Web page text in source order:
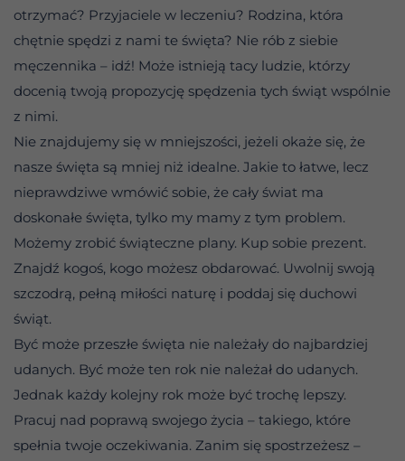
otrzymać? Przyjaciele w leczeniu? Rodzina, która
chętnie spędzi z nami te święta? Nie rób z siebie
męczennika – idź! Może istnieją tacy ludzie, którzy
docenią twoją propozycję spędzenia tych świąt wspólnie
z nimi.
Nie znajdujemy się w mniejszości, jeżeli okaże się, że
nasze święta są mniej niż idealne. Jakie to łatwe, lecz
nieprawdziwe wmówić sobie, że cały świat ma
doskonałe święta, tylko my mamy z tym problem.
Możemy zrobić świąteczne plany. Kup sobie prezent.
Znajdź kogoś, kogo możesz obdarować. Uwolnij swoją
szczodrą, pełną miłości naturę i poddaj się duchowi
świąt.
Być może przeszłe święta nie należały do najbardziej
udanych. Być może ten rok nie należał do udanych.
Jednak każdy kolejny rok może być trochę lepszy.
Pracuj nad poprawą swojego życia – takiego, które
spełnia twoje oczekiwania. Zanim się spostrzeżesz –